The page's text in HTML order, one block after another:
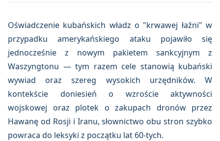
Oświadczenie kubańskich władz o "krwawej łaźni" w
przypadku amerykańskiego ataku pojawiło się
jednocześnie z nowym pakietem sankcyjnym z
Waszyngtonu — tym razem cele stanowią kubański
wywiad oraz szereg wysokich urzędników. W
kontekście doniesień o wzroście aktywności
wojskowej oraz plotek o zakupach dronów przez
Hawanę od Rosji i Iranu, słownictwo obu stron szybko
powraca do leksyki z początku lat 60-tych.